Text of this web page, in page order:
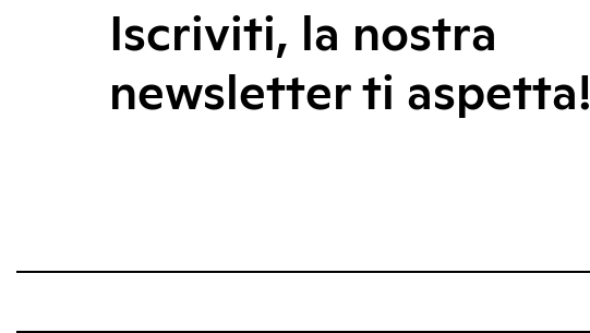
Iscriviti, la nostra
newsletter ti aspetta!